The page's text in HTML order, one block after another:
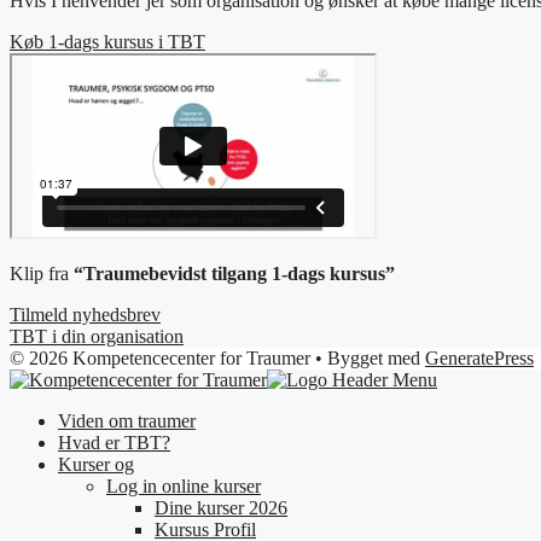
Køb 1-dags kursus i TBT
Klip fra “Traumebevidst tilgang 1-dags kursus”
Tilmeld nyhedsbrev
TBT i din organisation
© 2026 Kompetencecenter for Traumer• Bygget med GeneratePress
Viden om traumer
Hvad er TBT?
Kurser og
Log in online kurser
Dine kurser 2026
Kursus Profil